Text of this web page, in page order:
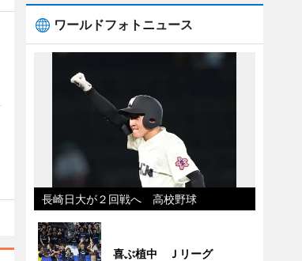
ワールドフォトニュース
長崎日大が２回戦へ 高校野球
喜ぶ植中 Ｊリーグ